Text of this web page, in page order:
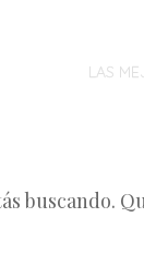
LAS
buscando.